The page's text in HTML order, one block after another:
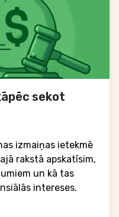
sekot
izmaiņas ietekmē
rakstā apskatīsim,
un kā tas
intereses.